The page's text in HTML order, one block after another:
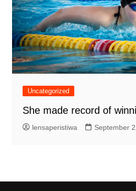
Uncategorized
She made record of
lensaperistiwa September